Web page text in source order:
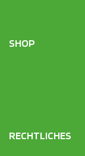
SHOP
RECHTLICHES